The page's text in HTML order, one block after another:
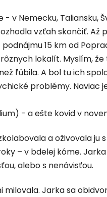
v Nemecku, Taliansku,
vzťah skončiť.
15 km od
lokalít. Myslím,
ľúbila. A bol tu ich
problémy. Naviac
- a ešte kovid v
a oživovala
– v bdelej kóme.
alebo s nenávisťou.
Jarka sa